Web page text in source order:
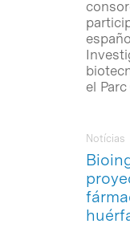
el
Notícias